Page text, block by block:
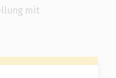
mit